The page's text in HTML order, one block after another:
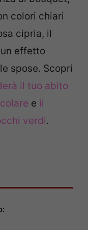
colori chiari
cipria, il
effetto
spose. Scopri
il tuo abito
e il
verdi.